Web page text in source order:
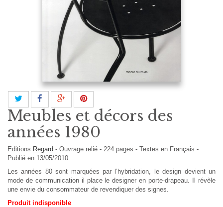
Meubles et décors des
années 1980
Editions Regard - Ouvrage relié - 224 pages - Textes en Français -
Publié en 13/05/2010
Les années 80 sont marquées par l’hybridation, le design devient un
mode de communication il place le designer en porte-drapeau. Il révèle
une envie du consommateur de revendiquer des signes.
Produit indisponible